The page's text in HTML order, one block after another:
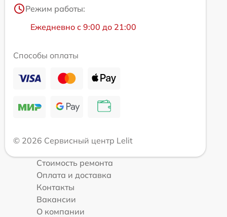
Режим работы:
Ежедневно с 9:00 до 21:00
Способы оплаты
© 2026 Сервисный центр Lelit
Стоимость ремонта
Оплата и доставка
Контакты
Вакансии
О компании